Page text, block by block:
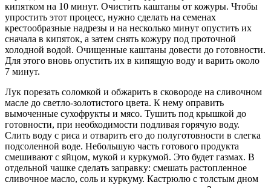
кипятком на 10 минут. Очистить каштаны от кожуры. Чтобы
упростить этот процесс, нужно сделать на семенах
крестообразные надрезы и на несколько минут опустить их
сначала в кипяток, а затем снять кожуру под проточной
холодной водой. Очищенные каштаны довести до готовности.
Для этого вновь опустить их в кипящую воду и варить около
7 минут.
Лук порезать соломкой и обжарить в сковороде на сливочном
масле до светло-золотистого цвета. К нему оправить
вымоченные сухофрукты и мясо. Тушить под крышкой до
готовности, при необходимости подливая горячую воду.
Слить воду с риса и отварить его до полуготовности в слегка
подсоленной воде. Небольшую часть готового продукта
смешивают с яйцом, мукой и куркумой. Это будет газмах. В
отдельной чашке сделать заправку: смешать растопленное
сливочное масло, соль и куркуму. Кастрюлю с толстым дном